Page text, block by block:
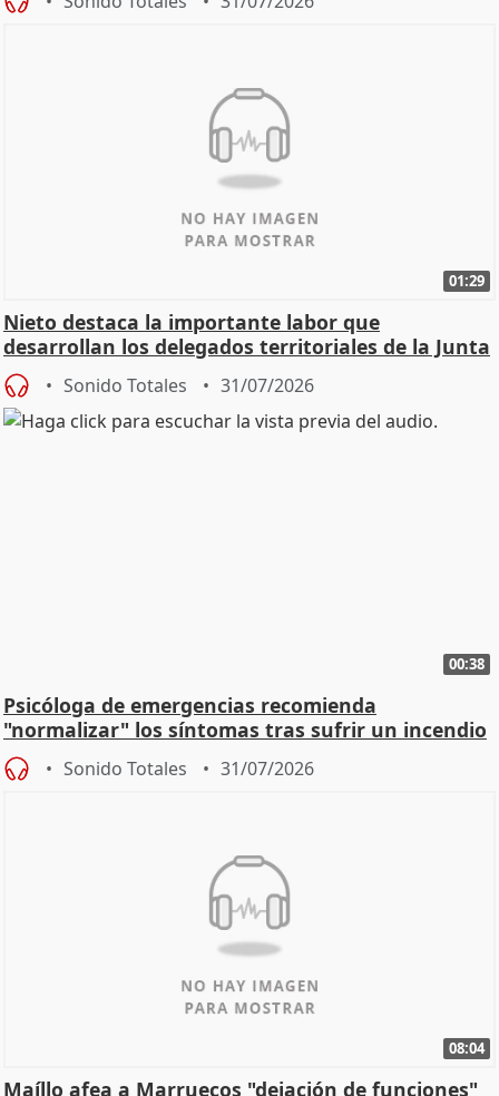
01:29
Nieto destaca la importante labor que
desarrollan los delegados territoriales de la Junta
Sonido Totales 31/07/2026
00:38
Psicóloga de emergencias recomienda
"normalizar" los síntomas tras sufrir un incendio
Sonido Totales 31/07/2026
08:04
Maíllo afea a Marruecos "dejación de funciones"